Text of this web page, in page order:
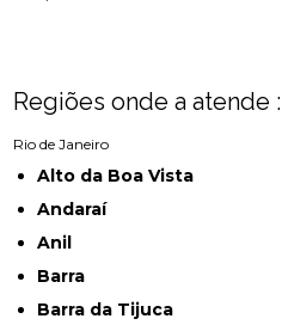
Regiões onde a atende :
Rio de Janeiro
Alto da Boa Vista
Andaraí
Anil
Barra
Barra da Tijuca